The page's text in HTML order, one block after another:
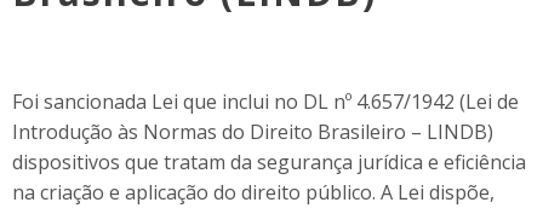
Foi sancionada Lei que inclui no DL nº 4.657/1942 (Lei de
Introdução às Normas do Direito Brasileiro – LINDB)
dispositivos que tratam da segurança jurídica e eficiência
na criação e aplicação do direito público. A Lei dispõe,